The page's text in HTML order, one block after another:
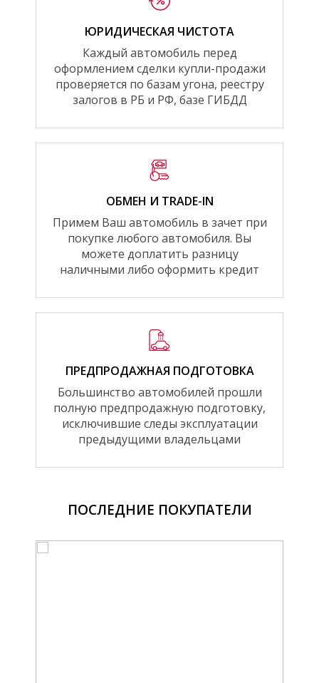
ЮРИДИЧЕСКАЯ ЧИСТОТА
Каждый автомобиль перед
оформлением сделки купли-продажи
проверяется по базам угона, реестру
залогов в РБ и РФ, базе ГИБДД
ОБМЕН И TRADE-IN
Примем Ваш автомобиль в зачет при
покупке любого автомобиля. Вы
можете доплатить разницу
наличными либо оформить кредит
ПРЕДПРОДАЖНАЯ ПОДГОТОВКА
Большинство автомобилей прошли
полную предпродажную подготовку,
исключившие следы эксплуатации
предыдущими владельцами
ПОСЛЕДНИЕ ПОКУПАТЕЛИ